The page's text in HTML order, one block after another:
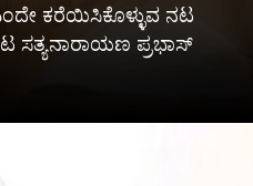
ಕರೆಯಿಸಿಕೊಳ್ಳುವ ನಟ
ಸತ್ಯನಾರಾಯಣ ಪ್ರಭಾಸ್